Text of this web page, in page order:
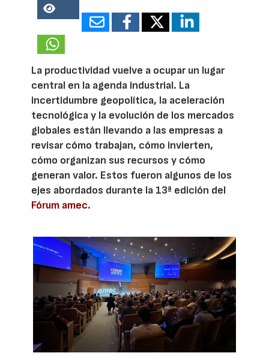
28278
La productividad vuelve a ocupar un lugar
central en la agenda industrial. La
incertidumbre geopolítica, la aceleración
tecnológica y la evolución de los mercados
globales están llevando a las empresas a
revisar cómo trabajan, cómo invierten,
cómo organizan sus recursos y cómo
generan valor. Estos fueron algunos de los
ejes abordados durante la 13ª edición del
Fórum amec.